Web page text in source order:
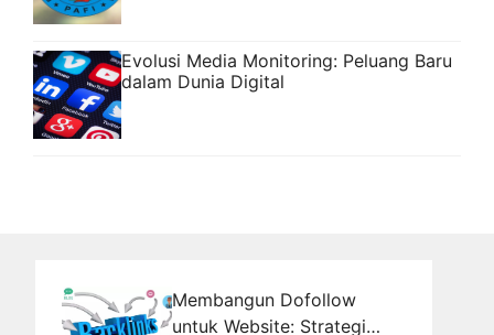
Evolusi Media Monitoring: Peluang Baru
dalam Dunia Digital
Membangun Dofollow
untuk Website: Strategi